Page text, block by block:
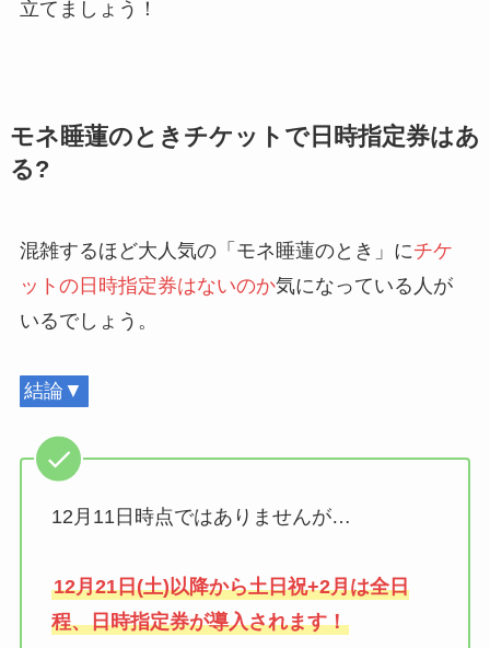
立てましょう！
モネ睡蓮のときチケットで日時指定券はあ
る?
混雑するほど大人気の「モネ睡蓮のとき」にチケ
ットの日時指定券はないのか気になっている人が
いるでしょう。
結論▼
12月11日時点ではありませんが…
12月21日(土)以降から土日祝+2月は全日
程、日時指定券が導入されます！